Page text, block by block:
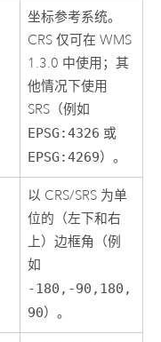
坐标参考系统。
CRS 仅可在 WMS
1.3.0 中使用；其
他情况下使用
SRS（例如
EPSG:4326 或
EPSG:4269）。
以 CRS/SRS 为单
位的（左下和右
上）边框角（例
如
-180,-90,180,
90）。